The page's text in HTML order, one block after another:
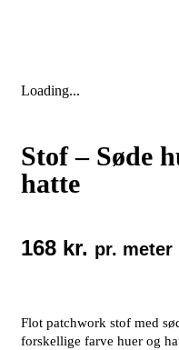
Loading...
Stof – Søde
hatte
168 kr. pr. meter
Flot patchwork stof med
forskellige farve huer og